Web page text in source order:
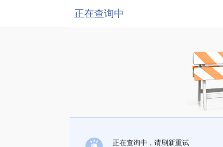
正在查询中
正在查询中，请刷新重试